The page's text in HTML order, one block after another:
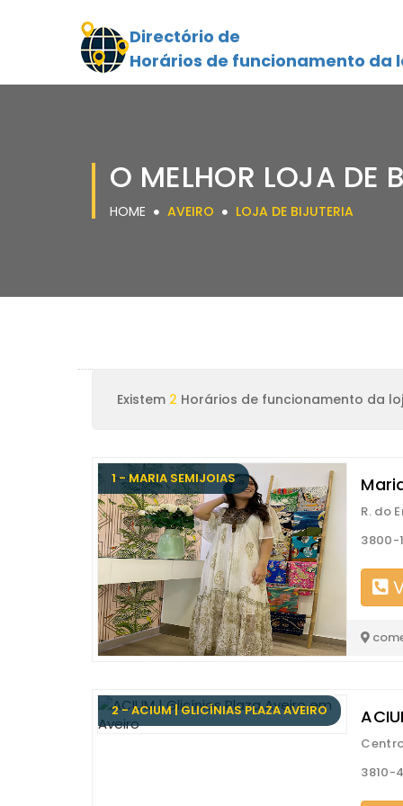
Directório de
Horários de funcionamento da
O MELHOR LOJA DE
HOME AVEIRO LOJA DE BIJUTERIA
Existem 2 Horários de funcionamento da
1 - MARIA SEMIJOIAS
R. do
3800-
2 - ACIUM | GLICÍNIAS PLAZA AVEIRO
3810-